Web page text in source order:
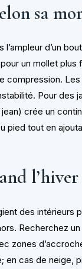
sa
d’un
un mollet
compression.
Pour des
crée un
pied tout en
l’hiver
des intérieurs
Recherchez
zones
en cas de neige,